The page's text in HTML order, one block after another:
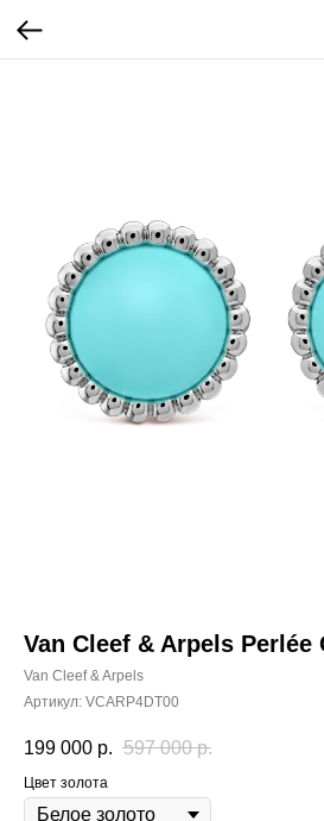
Van Cleef & Arpels Perlée
Van Cleef & Arpels
Артикул: VCARP4DT00
199 000 р. 597 000 р.
Цвет золота